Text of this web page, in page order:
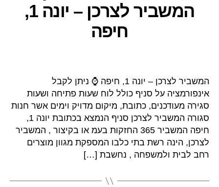
המשביר לצרכן – יונה 1,
חיפה
המשביר לצרכן – יונה 1, חיפה ⌚ ניתן לקבל
אינפורמציה על סניף כולל לוח שעות פתיחה ושעות
סגירה מעודכנים, כתובת, מיקום מדויק וימים אשר חנות
סגורה המשביר לצרכן סניף הנמצא בכתובת יונה 1,
חיפה המשביר 365 החזקות בעמ או בקיצור , המשביר
לצרכן, הינה רשת בתי כלבו המספקת מגוון מוצרים
רחב לבית ולמשפחה , נחשבת […]